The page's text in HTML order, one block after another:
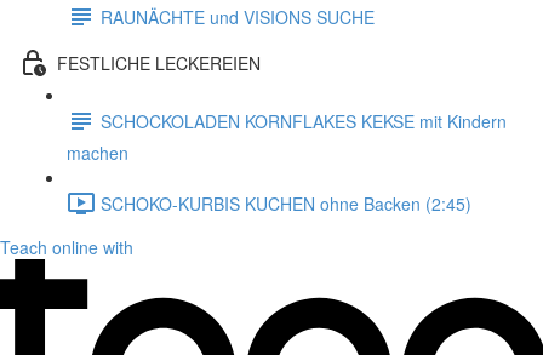
RAUNÄCHTE und VISIONS SUCHE
FESTLICHE LECKEREIEN
SCHOCKOLADEN KORNFLAKES KEKSE mit Kindern
machen
SCHOKO-KURBIS KUCHEN ohne Backen (2:45)
Teach online with